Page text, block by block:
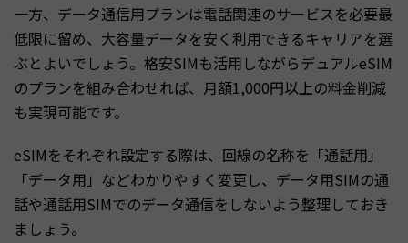
一方、データ通信用プランは電話関連のサービスを必要最
低限に留め、大容量データを安く利用できるキャリアを選
ぶとよいでしょう。格安SIMも活用しながらデュアルeSIM
のプランを組み合わせれば、月額1,000円以上の料金削減
も実現可能です。
eSIMをそれぞれ設定する際は、回線の名称を「通話用」
「データ用」などわかりやすく変更し、データ用SIMの通
話や通話用SIMでのデータ通信をしないよう整理しておき
ましょう。